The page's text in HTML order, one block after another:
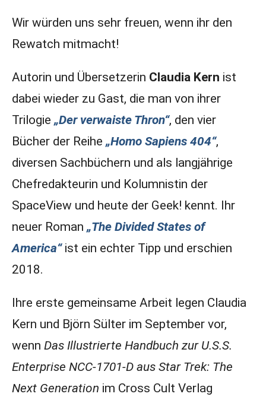
Wir würden uns sehr freuen, wenn ihr den
Rewatch mitmacht!
Autorin und Übersetzerin Claudia Kern ist
dabei wieder zu Gast, die man von ihrer
Trilogie „Der verwaiste Thron“, den vier
Bücher der Reihe „Homo Sapiens 404“,
diversen Sachbüchern und als langjährige
Chefredakteurin und Kolumnistin der
SpaceView und heute der Geek! kennt. Ihr
neuer Roman „The Divided States of
America“ist ein echter Tipp und erschien
2018.
Ihre erste gemeinsame Arbeit legen Claudia
Kern und Björn Sülter im September vor,
wenn Das Illustrierte Handbuch zur U.S.S.
Enterprise NCC-1701-D aus Star Trek: The
Next Generation im Cross Cult Verlag